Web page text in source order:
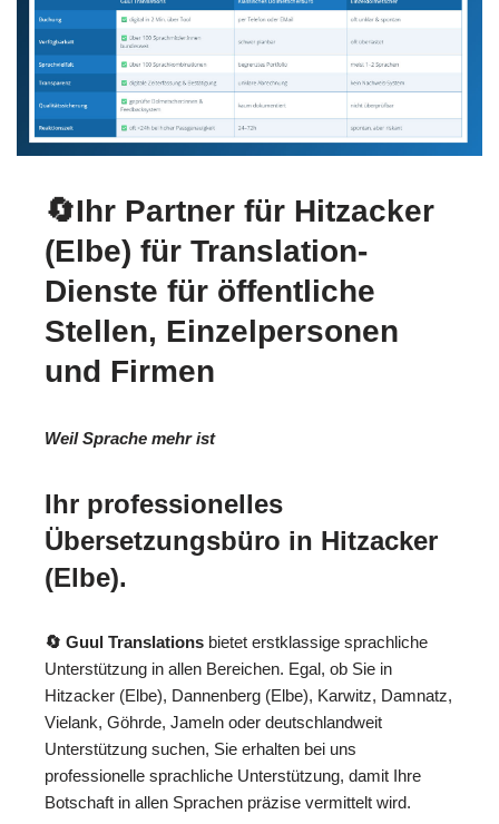
🔄Ihr Partner für Hitzacker
(Elbe) für Translation-
Dienste für öffentliche
Stellen, Einzelpersonen
und Firmen
Weil Sprache mehr ist
Ihr professionelles
Übersetzungsbüro in Hitzacker
(Elbe).
🔄 Guul Translations bietet erstklassige sprachliche
Unterstützung in allen Bereichen. Egal, ob Sie in
Hitzacker (Elbe), Dannenberg (Elbe), Karwitz, Damnatz,
Vielank, Göhrde, Jameln oder deutschlandweit
Unterstützung suchen, Sie erhalten bei uns
professionelle sprachliche Unterstützung, damit Ihre
Botschaft in allen Sprachen präzise vermittelt wird.